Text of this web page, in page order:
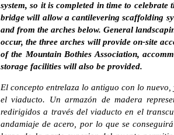
system, so it is completed in time to
bridge will allow a cantilevering scaffolding
and from the arches below. General
occur, the three arches will provide on-site
of the Mountain Bothies Association,
storage facilities will also be provided.
El concepto entrelaza lo antiguo con lo
el viaducto. Un armazón de madera
redirigidos a través del viaducto en el
andamiaje de acero, por lo que se